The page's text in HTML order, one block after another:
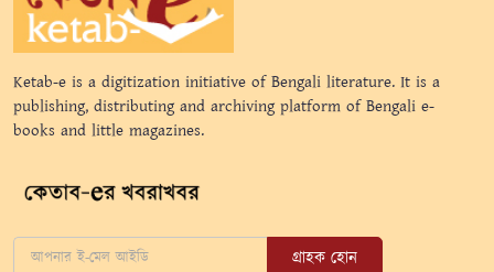
Ketab-e is a digitization initiative of Bengali literature. It is a
publishing, distributing and archiving platform of Bengali e-
books and little magazines.
গ্রাহক হোন